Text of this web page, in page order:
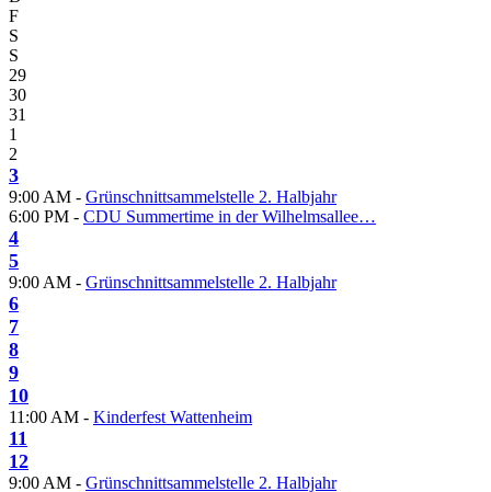
F
S
S
29
30
31
1
2
3
9:00 AM - Grünschnittsammelstelle 2. Halbjahr
6:00 PM - CDU Summertime in der Wilhelmsallee…
4
5
9:00 AM - Grünschnittsammelstelle 2. Halbjahr
6
7
8
9
10
11:00 AM - Kinderfest Wattenheim
11
12
9:00 AM - Grünschnittsammelstelle 2. Halbjahr